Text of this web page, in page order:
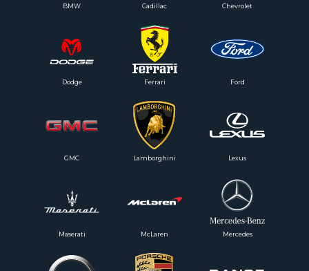
Cadillac Chevrolet
Ferrari
Lamborghini Lexus
Maserati McLaren Mercedes
BMW
Ford
Dodge
GMC